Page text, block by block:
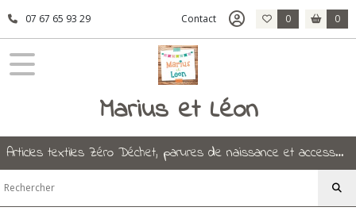
07 67 65 93 29 Contact 0 0
Marius et Léon
Articles textiles Zéro Déchet, parures de naissance et accessoires.
Fermer
FILTRES
Accessoires
Trousses
de